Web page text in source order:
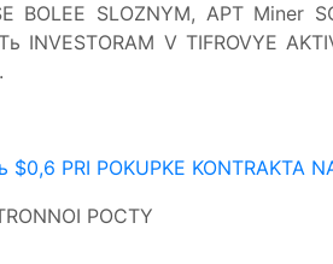
BOLEE SLOZNYM, APT Miner
INVESTORAM V TIFROVYE
$0,6 PRI POKUPKE KONTRAKTA
POCTY